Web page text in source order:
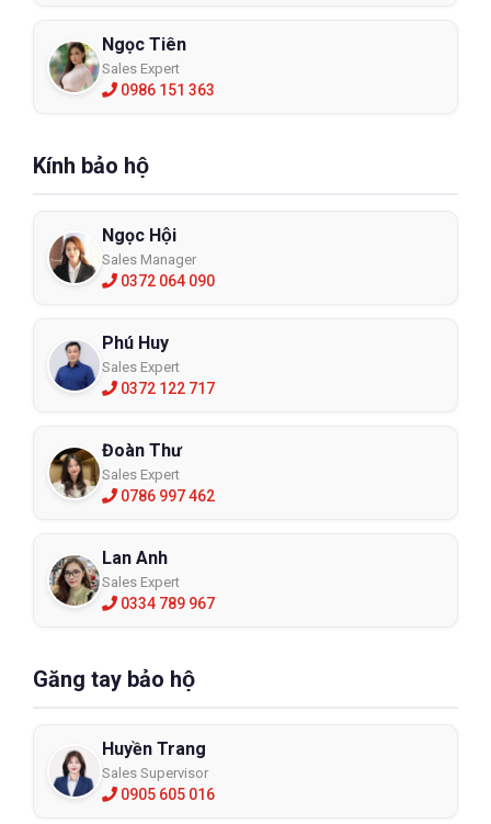
Ngọc Tiên
Sales Expert
0986 151 363
Kính bảo hộ
Ngọc Hội
Sales Manager
0372 064 090
Phú Huy
Sales Expert
0372 122 717
Đoàn Thư
Sales Expert
0786 997 462
Lan Anh
Sales Expert
0334 789 967
Găng tay bảo hộ
Huyền Trang
Sales Supervisor
0905 605 016